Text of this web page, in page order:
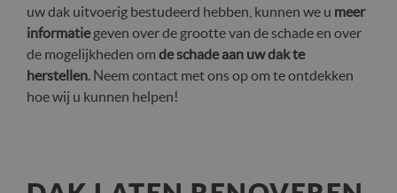
uw dak uitvoerig bestudeerd hebben, kunnen we u meer
informatiegeven over de grootte van de schade en over
de mogelijkheden om de schade aan uw dak te
herstellen. Neem contact met ons op om te ontdekken
hoe wij u kunnen helpen!